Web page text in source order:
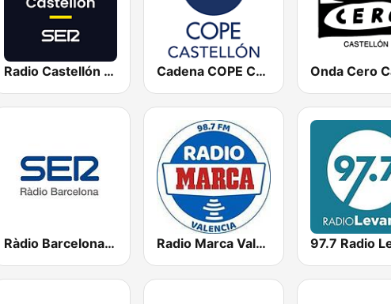
Radio Castellón SER Cadena COPE Castellón
Ràdio Barcelona SER Radio Marca Valencia